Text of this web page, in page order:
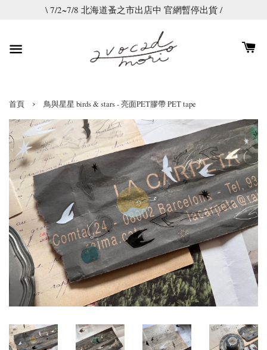
\ 7/2~7/8 北海道蚤之市出店中 官網暫停出貨 /
首頁 › 鳥與星星 birds & stars - 亮面PET膠帶 PET tape